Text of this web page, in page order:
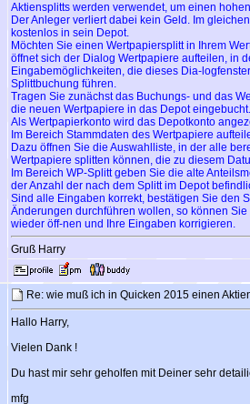
Aktiensplitts werden verwendet, um einen
Der Anleger verliert dabei kein Geld. Im
kostenlos in sein Depot.
Möchten Sie einen Wertpapiersplitt in Ihrem
öffnet sich der Dialog Wertpapiere aufteilen, in
Eingabemöglichkeiten, die dieses Dia-
Splittbuchung führen.
Tragen Sie zunächst das Buchungs- und das
die neuen Wertpapiere in das Depot
Als Wertpapierkonto wird das Depotkonto
Im Bereich Stammdaten des Wertpapiere
Dazu öffnen Sie die Auswahlliste, in der alle
Wertpapiere splitten können, die zu diesem
Im Bereich WP-Splitt geben Sie die alte
der Anzahl der nach dem Splitt im Depot
Sind alle Eingaben korrekt, bestätigen Sie den
Änderungen durchführen wollen, so können
wieder öff-nen und Ihre Eingaben korrigieren.
Gruß Harry
Re: wie muß ich in Quicken 2015 einen
Hallo Harry,
Vielen Dank !
Du hast mir sehr geholfen mit Deiner sehr
mfg